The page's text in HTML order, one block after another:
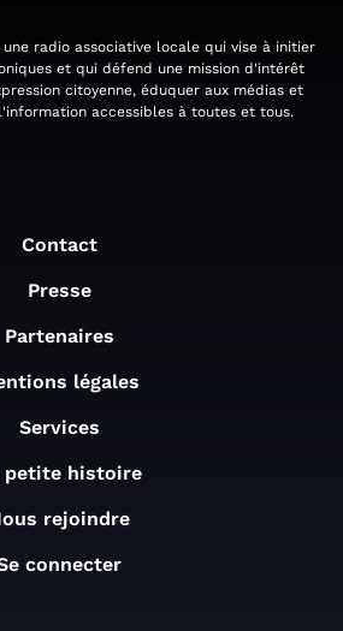
une radio associative locale qui vise à initier
et qui défend une mission d'intérêt
citoyenne, éduquer aux médias et
accessibles à toutes et tous.
Contact
Presse
Partenaires
légales
Services
petite histoire
rejoindre
connecter